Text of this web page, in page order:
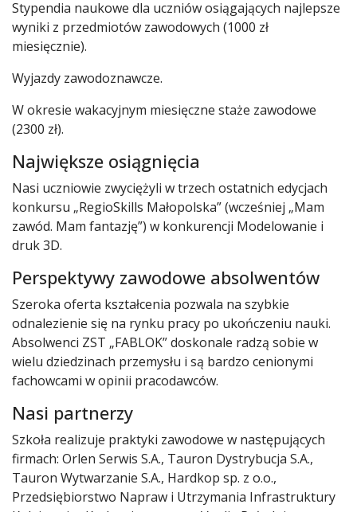
Stypendia naukowe dla uczniów osiągających najlepsze
wyniki z przedmiotów zawodowych (1000 zł
miesięcznie).
Wyjazdy zawodoznawcze.
W okresie wakacyjnym miesięczne staże zawodowe
(2300 zł).
Największe osiągnięcia
Nasi uczniowie zwyciężyli w trzech ostatnich edycjach
konkursu „RegioSkills Małopolska” (wcześniej „Mam
zawód. Mam fantazję”) w konkurencji Modelowanie i
druk 3D.
Perspektywy zawodowe absolwentów
Szeroka oferta kształcenia pozwala na szybkie
odnalezienie się na rynku pracy po ukończeniu nauki.
Absolwenci ZST „FABLOK” doskonale radzą sobie w
wielu dziedzinach przemysłu i są bardzo cenionymi
fachowcami w opinii pracodawców.
Nasi partnerzy
Szkoła realizuje praktyki zawodowe w następujących
firmach: Orlen Serwis S.A., Tauron Dystrybucja S.A.,
Tauron Wytwarzanie S.A., Hardkop sp. z o.o.,
Przedsiębiorstwo Napraw i Utrzymania Infrastruktury